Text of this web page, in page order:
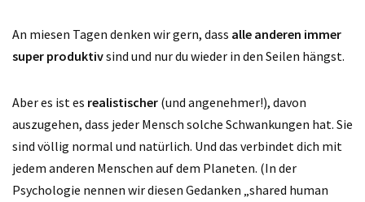
An miesen Tagen denken wir gern, dass alle anderen immer
super produktivsind und nur du wieder in den Seilen hängst.
Aber es ist es realistischer (und angenehmer!), davon
auszugehen, dass jeder Mensch solche Schwankungen hat. Sie
sind völlig normal und natürlich. Und das verbindet dich mit
jedem anderen Menschen auf dem Planeten. (In der
Psychologie nennen wir diesen Gedanken „shared human